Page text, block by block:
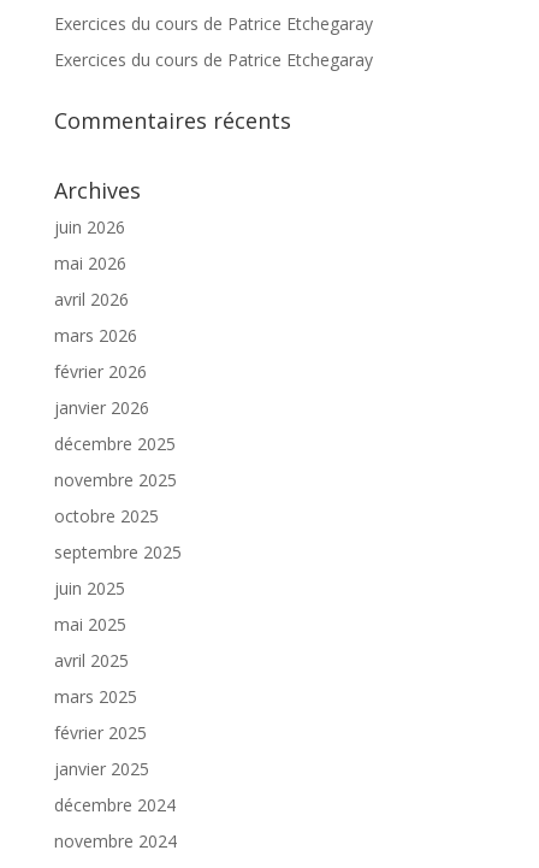
Exercices du cours de Patrice Etchegaray
Exercices du cours de Patrice Etchegaray
Commentaires récents
Archives
juin 2026
mai 2026
avril 2026
mars 2026
février 2026
janvier 2026
décembre 2025
novembre 2025
octobre 2025
septembre 2025
juin 2025
mai 2025
avril 2025
mars 2025
février 2025
janvier 2025
décembre 2024
novembre 2024